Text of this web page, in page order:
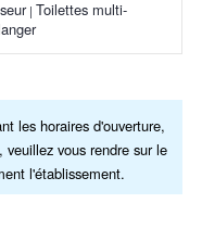
Toilettes multi-
les horaires d'ouverture,
vous rendre sur le
l'établissement.